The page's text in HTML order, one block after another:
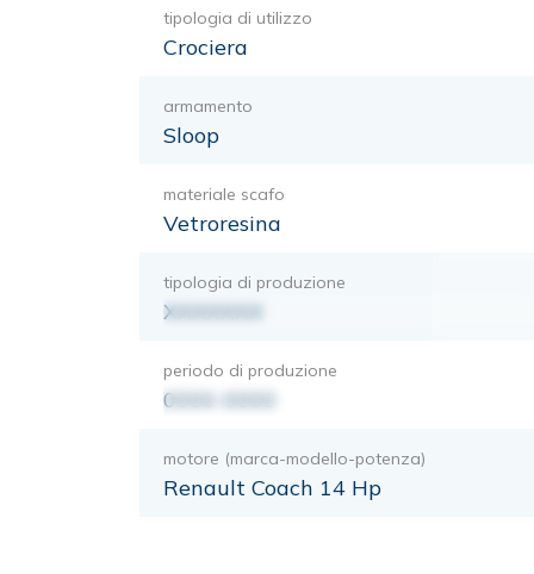
tipologia di utilizzo
Crociera
armamento
Sloop
materiale scafo
Vetroresina
tipologia di produzione
XXXXXXX
periodo di produzione
0000-0000
motore (marca-modello-potenza)
Renault Coach 14 Hp